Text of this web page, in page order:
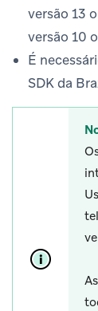
versão 13
versão 10
É
SDK da